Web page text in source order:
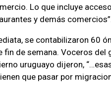
Lo que incluye
y demás comercios”.
se contabilizaron 60
de semana. Voceros del
uruguayo dijeron,
que pasar por